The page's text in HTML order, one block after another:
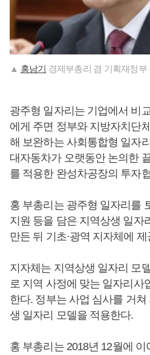
▲ 홍남기 경제부총리 겸 기획재정부
광주형 일자리는 기업에서 비
에게 주면 정부와 지방자치단
해 보완하는 사회통합형 일자
대자동차가 오랫동안 논의한
를 적용한 완성차공장의 투자
홍 부총리는 광주형 일자리를
지원 등을 담은 지역상생 일자
만든 뒤 기초·광역 지자체에
지자체는 지역상생 일자리 모
로 지역 사정에 맞는 일자리사
한다. 정부는 사업 심사를 거
생 일자리 모델을 적용한다.
홍 부총리는 2018년 12월에